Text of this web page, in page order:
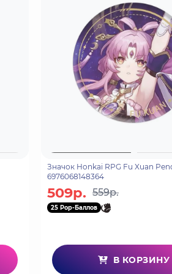
Значок Honkai RPG Fu Xuan
6976068148364
509р. 559р.
25 Pop-Баллов
В КОРЗИНУ